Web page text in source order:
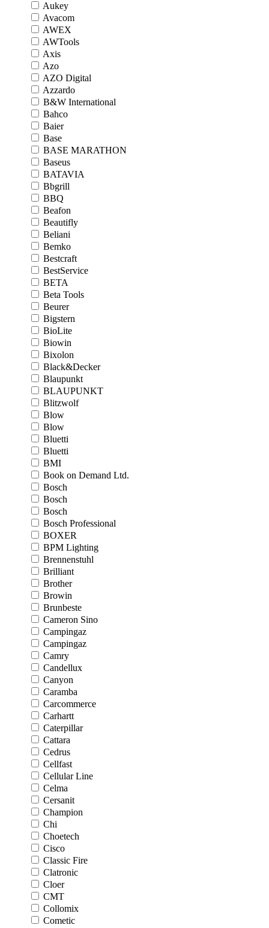
Aukey
Avacom
AWEX
AWTools
Axis
Azo
AZO Digital
Azzardo
B&W International
Bahco
Baier
Base
BASE MARATHON
Baseus
BATAVIA
Bbgrill
BBQ
Beafon
Beautifly
Beliani
Bemko
Bestcraft
BestService
BETA
Beta Tools
Beurer
Bigstern
BioLite
Biowin
Bixolon
Black&Decker
Blaupunkt
BLAUPUNKT
Blitzwolf
Blow
Blow
Bluetti
Bluetti
BMI
Book on Demand Ltd.
Bosch
Bosch
Bosch
Bosch Professional
BOXER
BPM Lighting
Brennenstuhl
Brilliant
Brother
Browin
Brunbeste
Cameron Sino
Campingaz
Campingaz
Camry
Candellux
Canyon
Caramba
Carcommerce
Carhartt
Caterpillar
Cattara
Cedrus
Cellfast
Cellular Line
Celma
Cersanit
Champion
Chi
Choetech
Cisco
Classic Fire
Clatronic
Cloer
CMT
Collomix
Cometic